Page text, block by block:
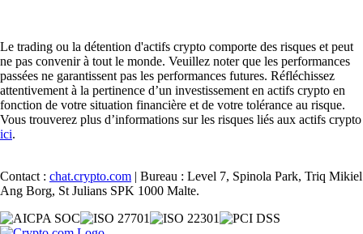
Le trading ou la détention d'actifs crypto comporte des risques et peut
ne pas convenir à tout le monde. Veuillez noter que les performances
passées ne garantissent pas les performances futures. Réfléchissez
attentivement à la pertinence d’un investissement en actifs crypto en
fonction de votre situation financière et de votre tolérance au risque.
Vous trouverez plus d’informations sur les risques liés aux actifs crypto
ici.
Contact : chat.crypto.com | Bureau : Level 7, Spinola Park, Triq Mikiel
Ang Borg, St Julians SPK 1000 Malte.